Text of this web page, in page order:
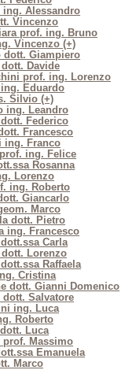
ing. Alessandro
Vincenzo
prof. ing. Bruno
Vincenzo (+)
dott. Giampiero
dott. Davide
prof. ing. Lorenzo
Eduardo
Silvio (+)
ing. Leandro
Federico
Francesco
ing. Franco
ing. Felice
Rosanna
Lorenzo
ing. Roberto
Giancarlo
Marco
dott. Pietro
ing. Francesco
Carla
dott. Lorenzo
Raffaela
Cristina
dott. Gianni Domenico
dott. Salvatore
ing. Luca
Roberto
Luca
prof. Massimo
Emanuela
Marco